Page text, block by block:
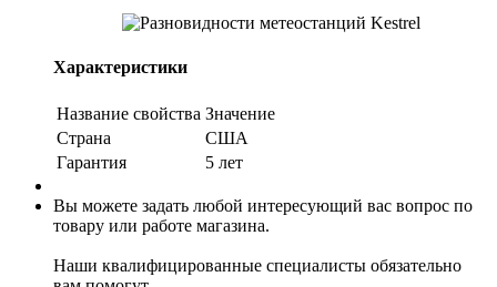
Характеристики
Название свойства Значение
Страна
США
Гарантия
5 лет
Вы можете задать любой интересующий вас вопрос по
товару или работе магазина.
Наши квалифицированные специалисты обязательно